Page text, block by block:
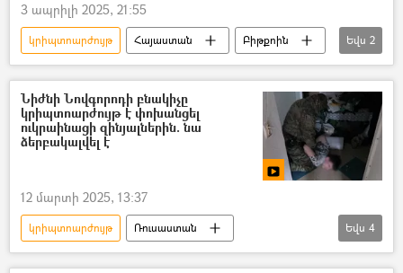
3 ապրիլի 2025, 21:55
կրիպտոարժույթ Հայաստան
Բիթքոին
Մարտին Գալստյան
Արմեն Նուրբեկյան
Եվս 2
Նիժնի Նովգորոդի բնակիչը
կրիպտոարժույթ է փոխանցել
ուկրաինացի զինյալներին. նա
ձերբակալվել է
12 մարտի 2025, 13:37
կրիպտոարժույթ
Ռուսաստան
Նիժնի Նովգորոդ
Ձերբակալություն
Եվս 4